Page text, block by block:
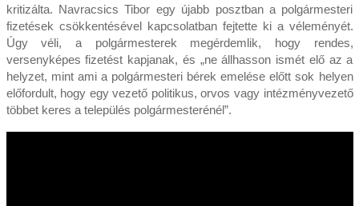
kritizálta. Navracsics Tibor egy újabb posztban a polgármesteri
fizetések csökkentésével kapcsolatban fejtette ki a véleményét.
Úgy véli, a polgármesterek megérdemlik, hogy rendes,
versenyképes fizetést kapjanak, és „ne állhasson ismét elő az a
helyzet, mint ami a polgármesteri bérek emelése előtt sok helyen
előfordult, hogy egy vezető politikus, orvos vagy intézményvezető
többet keres a település polgármesterénél”.